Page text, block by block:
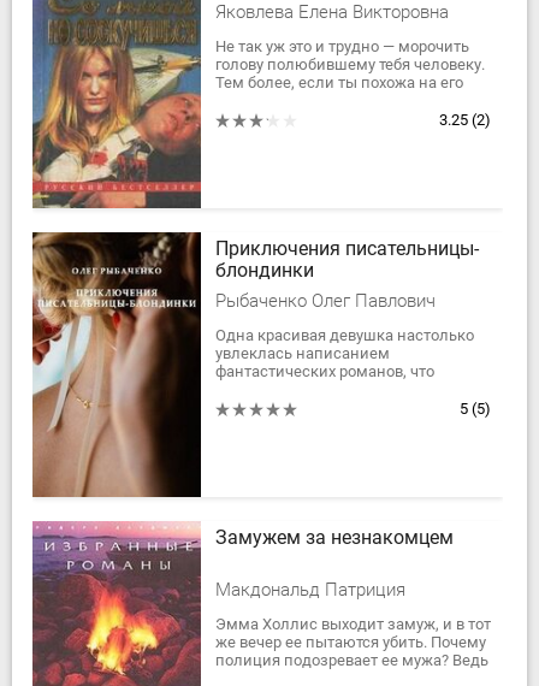
Яковлева Елена Викторовна
Не так уж это и трудно — морочить
голову полюбившему тебя человеку.
Тем более, если ты похожа на его
актриса. Не по своей воле вступила...
3.25 (2)
Приключения писательницы-
блондинки
Рыбаченко Олег Павлович
Одна красивая девушка настолько
увлеклась написанием
фантастических романов, что
помешательства. Ее хобби может5 (5)
Замужем за незнакомцем
Макдональд Патриция
Эмма Холлис выходит замуж, и в тот
же вечер ее пытаются убить. Почему
полиция подозревает ее мужа? Ведь